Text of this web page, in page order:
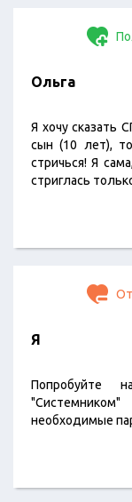
Ольга
Я хочу сказать
сын (10 лет),
стричься! Я
стриглась
Я
Попробуйте
необходимые